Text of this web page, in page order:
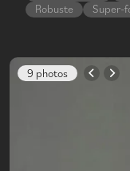
Robuste
Super-
9 photos